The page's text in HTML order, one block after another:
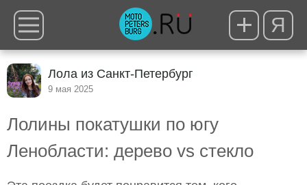
Я
Лола из Санкт-Петербург
9 мая 2025
Лолины покатушки по югу
Ленобласти: дерево vs стекло